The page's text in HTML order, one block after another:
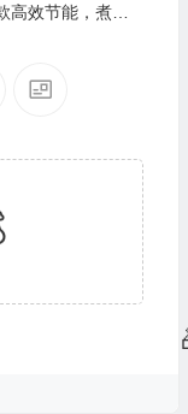
高效节能，煮饭